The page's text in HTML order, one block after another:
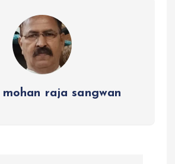
m
raja sangwan